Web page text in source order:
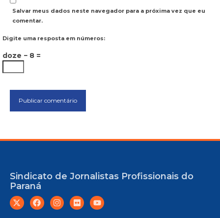
Salvar meus dados neste navegador para a próxima vez que eu
comentar.
Digite uma resposta em números:
doze − 8 =
Sindicato de Jornalistas Profissionais do
Paraná